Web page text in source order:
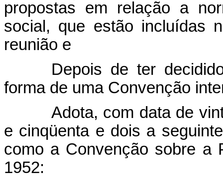
propostas em relação a
social, que estão incluídas
reunião e
Depois de ter
forma de uma Convenção
Adota, com data de
e cinqüenta e dois a
como a Convenção sobre a
1952: